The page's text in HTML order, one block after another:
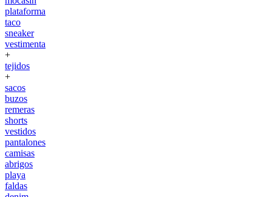
plataforma
taco
sneaker
vestimenta
+
tejidos
+
sacos
buzos
remeras
shorts
vestidos
pantalones
camisas
abrigos
playa
faldas